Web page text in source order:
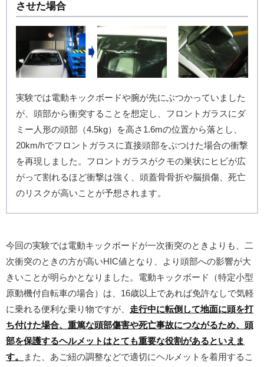
させた場合
実験では電動キックボードや腕が先にぶつかっていました
が、頭部から衝突することを想定し、フロントガラスにダ
ミー人形の頭部（4.5kg）を高さ1.6mの位置から落とし、
20km/hでフロントガラスに直接頭部をぶつけた場合の衝撃
を再現しました。フロントガラスがクモの巣状にヒビが広
がって割れるほど衝撃は強く、頭蓋骨骨折や脳損傷、死亡
のリスクが高いことが予想されます。
今回の実験では電動キックボードが一次衝突のときよりも、二
次衝突のときの方が高いHIC値となり、より頭部への影響が大
きいことが明らかとなりました。電動キックボード（特定小型
原動機付自転車の場合）は、16歳以上であれば免許なしで気軽
に乗れる便利な乗り物ですが、 走行中に転倒して地面に頭を打
ち付けた場合、重篤な頭部傷害や死亡事故につながるため、頭
部を保護するヘルメットはとても重要な役割があるといえま
す。
また、あご紐の調整などで適切にヘルメットを着用するこ